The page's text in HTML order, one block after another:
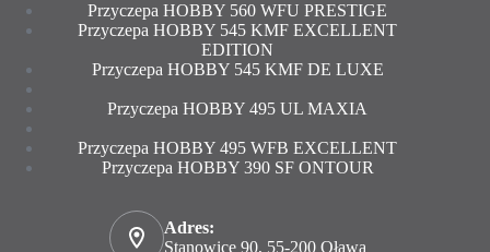
Przyczepa HOBBY 560 WFU PRESTIGE
Przyczepa HOBBY 545 KMF EXCELLENT
EDITION
Przyczepa HOBBY 545 KMF DE LUXE
Przyczepa HOBBY 495 UL MAXIA
Przyczepa HOBBY 495 WFB EXCELLENT
Przyczepa HOBBY 390 SF ONTOUR
Adres:
Stanowice 90, 55-200 Oława